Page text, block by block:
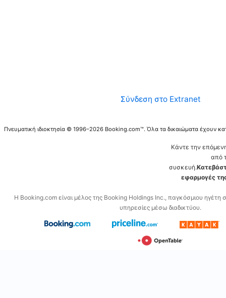
Σύνδεση στο Extranet
Πνευματική ιδιοκτησία © 1996–2026 Booking.com™. Όλα τα δικαιώματα έχουν
Κάντε την
από
συσκευή.
εφαρμογές
Η Booking.com είναι μέλος της Booking Holdings Inc., παγκόσμιου ηγέτη
υπηρεσίες μέσω διαδικτύου.